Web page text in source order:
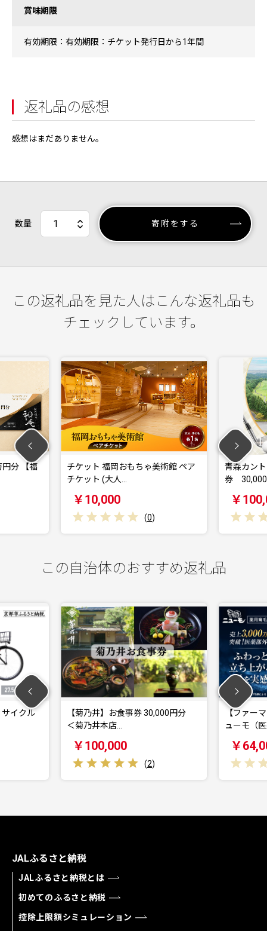
賞味期限
有効期限：有効期限：チケット発行日から1年間
返礼品の感想
感想はまだありません。
数量 寄附をする
この返礼品を見た人はこんな返礼品も
チェックしています。
円分 【福
チケット 福岡おもちゃ美術館 ペア
チケット (大人…
￥10,000
(0)
青森カン
券
￥
この自治体のおすすめ返礼品
イクル
【菊乃井】お食事券 30,000円分
＜菊乃井本店…
￥100,000
(2)
【ファー
ューモ（
￥
JALふるさと納税
JALふるさと納税とは
初めてのふるさと納税
控除上限額シミュレーション